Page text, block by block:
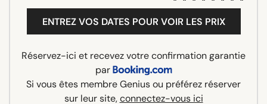
ENTREZ VOS DATES POUR VOIR LES PRIX
Réservez-ici et recevez votre confirmation garantie
par
Si vous êtes membre Genius ou préférez réserver
sur leur site,connectez-vous ici